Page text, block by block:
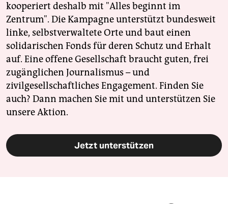
kooperiert deshalb mit "Alles beginnt im
Zentrum". Die Kampagne unterstützt bundesweit
linke, selbstverwaltete Orte und baut einen
solidarischen Fonds für deren Schutz und Erhalt
auf. Eine offene Gesellschaft braucht guten, frei
zugänglichen Journalismus – und
zivilgesellschaftliches Engagement. Finden Sie
auch? Dann machen Sie mit und unterstützen Sie
unsere Aktion.
Jetzt unterstützen